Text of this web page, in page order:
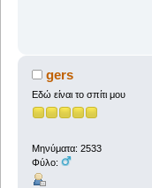
gers
Εδώ είναι το σπίτι μου
Μηνύματα: 2533
Φύλο: